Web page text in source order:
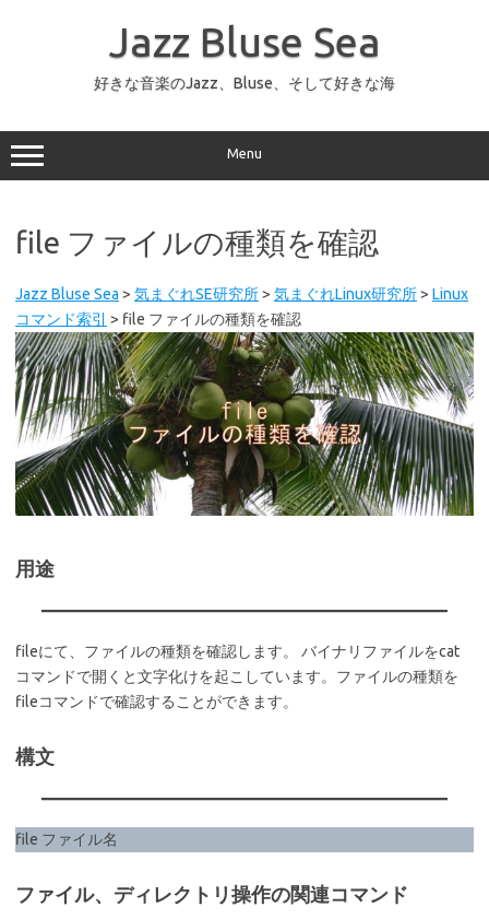
ッ
プ
Jazz Bluse Sea
好きな音楽のJazz、Bluse、そして好きな海
Menu
file ファイルの種類を確認
Jazz Bluse Sea > 気まぐれSE研究所> 気まぐれLinux研究所> Linux
コマンド索引
> file ファイルの種類を確認
用途
fileにて、ファイルの種類を確認します。 バイナリファイルをcat
コマンドで開くと文字化けを起こしています。ファイルの種類を
fileコマンドで確認することができます。
構文
file ファイル名
ファイル、ディレクトリ操作の関連コマンド